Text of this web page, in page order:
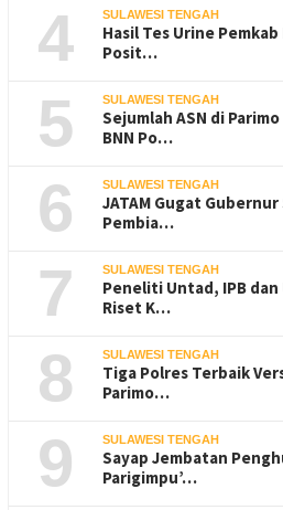
4 SULAWESI TENGAH
Hasil Tes Urine
Posit…
5 SULAWESI TENGAH
Sejumlah ASN di
BNN Po…
6 SULAWESI TENGAH
JATAM Gugat
Pembia…
7 SULAWESI TENGAH
Peneliti Untad, IPB dan
Riset K…
8 SULAWESI TENGAH
Tiga Polres Terbaik
Parimo…
9 SULAWESI TENGAH
Sayap Jembatan
Parigimpu’…